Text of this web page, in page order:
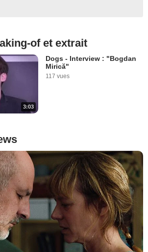
of et extrait
3:03
Dogs - Interview : "Bogdan
Mirică"
117 vues